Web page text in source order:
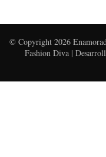
© Copyright 2026
Fashion Diva |